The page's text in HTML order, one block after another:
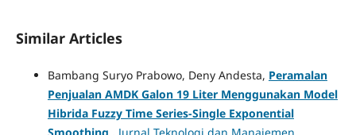
Similar Articles
Bambang Suryo Prabowo, Deny Andesta, Peramalan
Penjualan AMDK Galon 19 Liter Menggunakan Model
Hibrida Fuzzy Time Series-Single Exponential
Smoothing , Jurnal Teknologi dan Manajemen